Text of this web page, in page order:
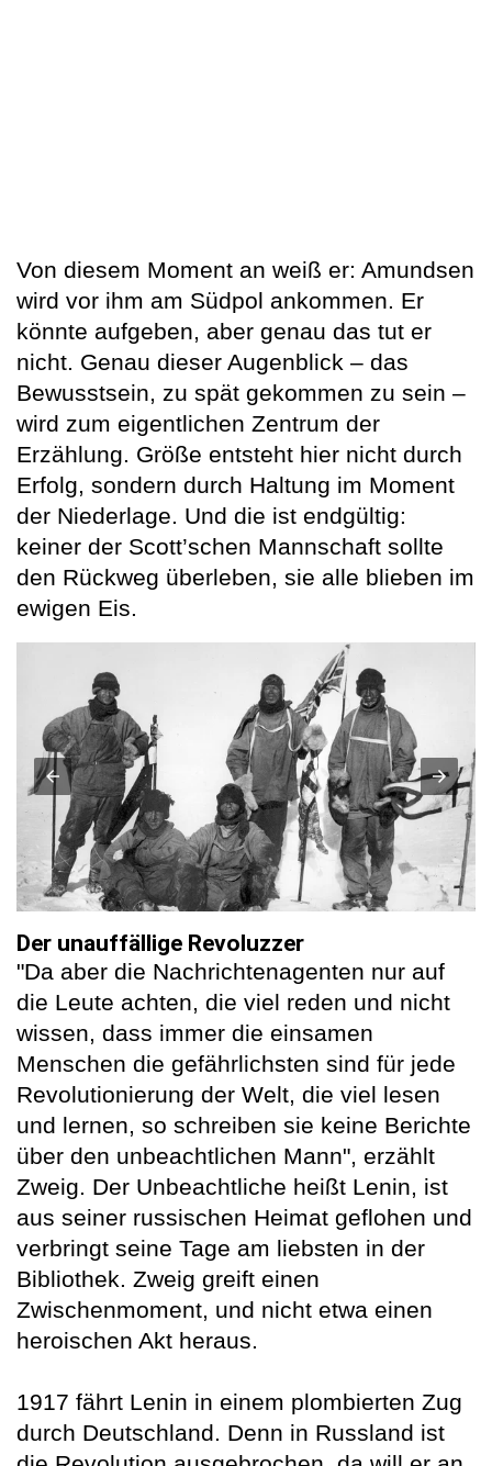
Von diesem Moment an weiß er: Amundsen
wird vor ihm am Südpol ankommen. Er
könnte aufgeben, aber genau das tut er
nicht. Genau dieser Augenblick – das
Bewusstsein, zu spät gekommen zu sein –
wird zum eigentlichen Zentrum der
Erzählung. Größe entsteht hier nicht durch
Erfolg, sondern durch Haltung im Moment
der Niederlage. Und die ist endgültig:
keiner der Scott’schen Mannschaft sollte
den Rückweg überleben, sie alle blieben im
ewigen Eis.
Der unauffällige Revoluzzer
"Da aber die Nachrichtenagenten nur auf
die Leute achten, die viel reden und nicht
wissen, dass immer die einsamen
Menschen die gefährlichsten sind für jede
Revolutionierung der Welt, die viel lesen
und lernen, so schreiben sie keine Berichte
über den unbeachtlichen Mann", erzählt
Zweig. Der Unbeachtliche heißt Lenin, ist
aus seiner russischen Heimat geflohen und
verbringt seine Tage am liebsten in der
Bibliothek. Zweig greift einen
Zwischenmoment, und nicht etwa einen
heroischen Akt heraus.
1917 fährt Lenin in einem plombierten Zug
durch Deutschland. Denn in Russland ist